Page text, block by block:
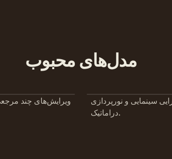
مدل‌های محبوب
ویرایش‌های چند
سینمایی و نورپردازی
دراماتیک.